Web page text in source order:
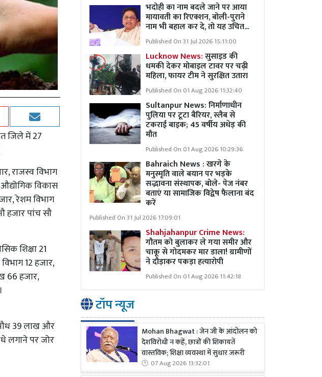
जिले में 27
राजस्व विभाग
विकास
रेशम विभाग
हजार पांच सौ
शिक्षा 21
12 हजार,
66 हजार,
39 लाख और
लगाने पर जोर
भदोही का नाम बदले जाने पर आया
मायावती का रिएक्शन, बोली-पुराने
नाम भी बहाल कर दे, तो यह उचित...
Published On 31 Jul 2026 15:11:00
Lucknow News:सुसाइड की
धमकी देकर मोबाइल टावर पर चढ़ी
महिला, फायर टीम ने सुरक्षित उतारा
Published On 01 Aug 2026 11:32:40
Sultanpur News: निर्माणाधीन
पुलिया पर टूटा बैरियर, स्लैब से
टकराई बाइक; 45 वर्षीय अधेड़ की
मौत
Published On 01 Aug 2026 10:29:36
Bahraich News : खरगे के
मनुस्मृति वाले बयान पर भड़के
सद्भावना संस्थापक, बोले- पेज नंबर
बताएं या सामाजिक विद्वेष फैलाना बंद
करें
Published On 31 Jul 2026 17:09:01
Shahjahanpur Crime News:
गौतम को बुलाकर ले गया समीर और
चाकू से गोदमकर मार डाला! ग्रामीणों
ने दौड़ाकर पकड़ा हत्यारोपी
Published On 01 Aug 2026 11:42:18
टॉप न्यूज
Mohan Bhagwat : जेन जी के आंदोलन को
देशविरोधी न कहें, छात्रों की शिकायतें
वास्तविक; शिक्षा व्यवस्था में सुधार जरूरी
07 Aug 2026 13:32:01